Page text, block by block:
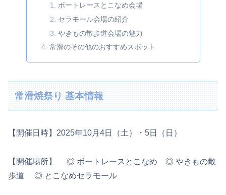
ボートレースとこなめ会場
セラモール会場の紹介
やきもの散歩道会場の魅力
常滑のその他のおすすめスポット
常滑焼祭り 基本情報
【開催日時】2025年10月4日（土）・5日（日）
【開催場所】 ◎ ボートレースとこなめ ◎ やきもの散
歩道 ◎ とこなめセラモール